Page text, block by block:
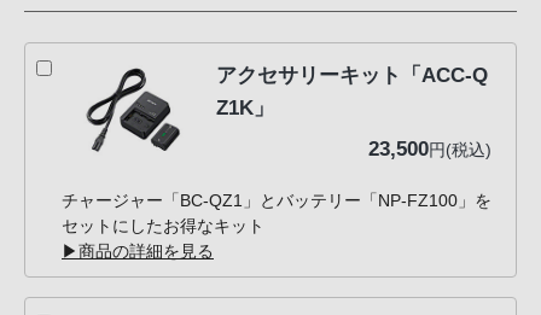
アクセサリーキット「ACC-Q
Z1K」
23,500円(税込)
チャージャー「BC-QZ1」とバッテリー「NP-FZ100」を
セットにしたお得なキット
▶商品の詳細を見る